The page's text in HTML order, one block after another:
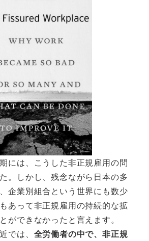
には、こうした非正規雇用の問
。しかし、残念ながら日本の多
企業別組合という世界にも数少
あって非正規雇用の持続的な拡
ができなかったと言えます。
では、 全労働者の中で、非正規